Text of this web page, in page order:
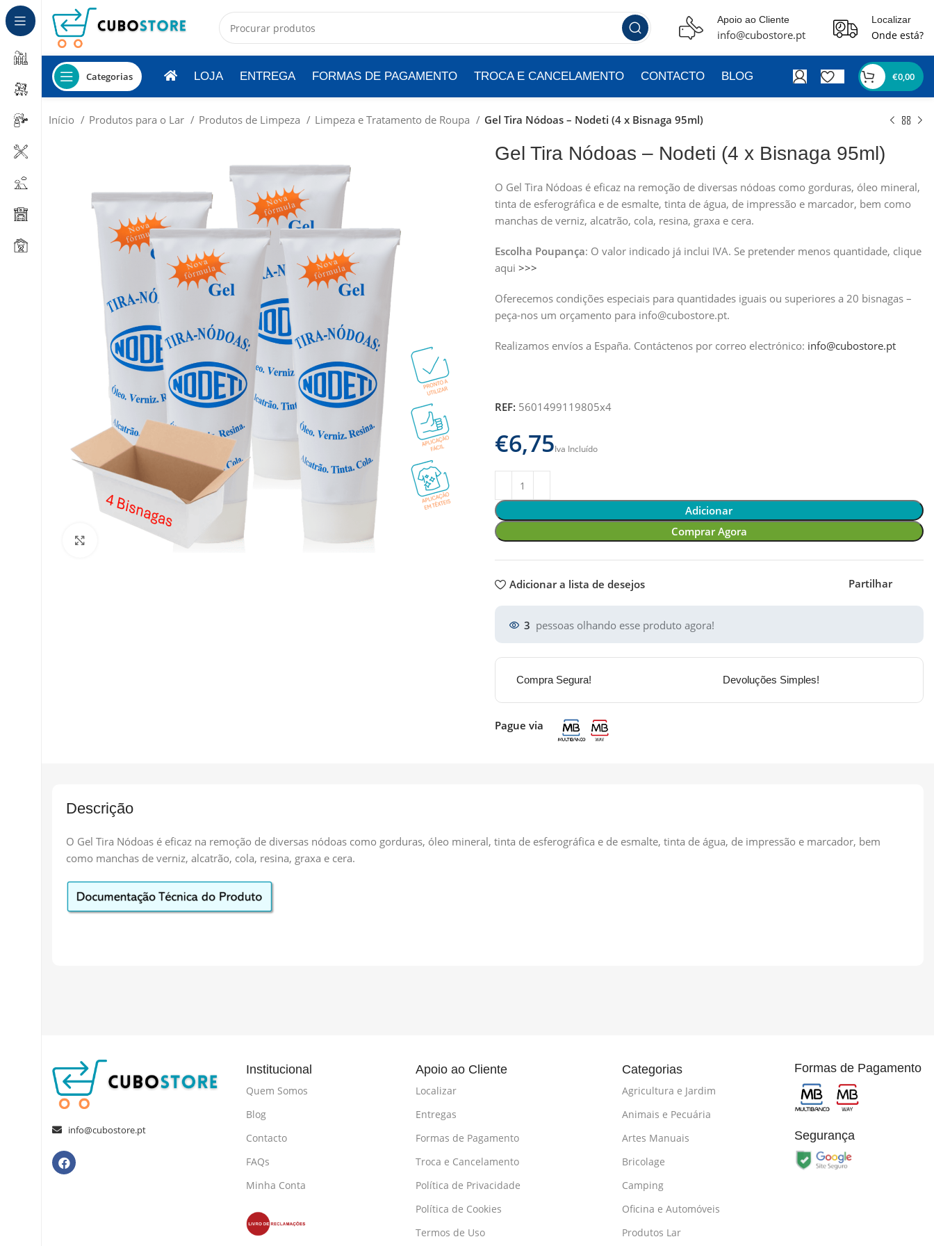
Apoio ao Cliente
info@cubostore.pt
Localizar
Onde está?
Categorias LOJA ENTREGA FORMAS DE PAGAMENTO TROCA E CANCELAMENTO CONTACTO BLOG €0,00
Início Produtos para o Lar Produtos de Limpeza Limpeza e Tratamento de Roupa Gel Tira Nódoas – Nodeti (4 x Bisnaga 95ml)
Clique para ampliar
Gel Tira Nódoas – Nodeti (4 x Bisnaga 95ml)
O Gel Tira Nódoas é eficaz na remoção de diversas nódoas como gorduras, óleo mineral,
tinta de esferográfica e de esmalte, tinta de água, de impressão e marcador, bem como
manchas de verniz, alcatrão, cola, resina, graxa e cera.
Escolha Poupança: O valor indicado já inclui IVA. Se pretender menos quantidade, clique
aqui >>>
Oferecemos condições especiais para quantidades iguais ou superiores a 20 bisnagas –
peça-nos um orçamento para info@cubostore.pt.
Realizamos envíos a España. Contáctenos por correo electrónico: info@cubostore.pt
REF: 5601499119805x4
€
Adicionar
Comprar Agora
Adicionar a lista de desejos Partilhar
3 pessoas olhando esse produto agora!
Compra Segura! Devoluções Simples!
Pague via
Descrição
O Gel Tira Nódoas é eficaz na remoção de diversas nódoas como gorduras, óleo mineral, tinta de esferográfica e de esmalte, tinta de água, de impressão e marcador, bem
como manchas de verniz, alcatrão, cola, resina, graxa e cera.
info@cubostore.pt
Institucional
Quem Somos
Blog
Contacto
FAQs
Minha Conta
Apoio ao Cliente
Localizar
Entregas
Formas de Pagamento
Troca e Cancelamento
Política de Privacidade
Política de Cookies
Termos de Uso
Categorias
Agricultura e Jardim
Animais e Pecuária
Artes Manuais
Bricolage
Camping
Oficina e Automóveis
Produtos Lar
Formas de Pagamento
Segurança